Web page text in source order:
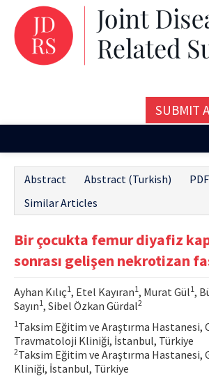
SUBMIT
Issues and Articles
Editorial Board
Instructions
Aims and Scope
Contact Us
E-ISSN: 2687-4792
Abstract Abstract (Turkish)
Similar Articles
Bir çocukta femur diyafiz
sonrası gelişen nekrotizan
Ayhan Kılıç1, Etel Kayıran1, Murat Gül1,
Sayın1, Sibel Özkan Gürdal2
1 Taksim Eğitim ve Araştırma Hastanesi,
Travmatoloji Kliniği, İstanbul, Türkiye
2Taksim Eğitim ve Araştırma Hastanesi,
Kliniği, İstanbul, Türkiye